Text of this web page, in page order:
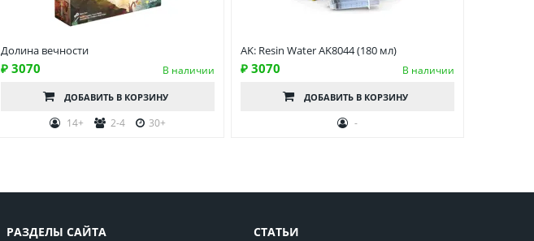
Долина вечности
₽ 3070 В наличии
ДОБАВИТЬ В КОРЗИНУ
14+ 2-4 30+
AK: Resin Water AK8044 (180 мл)
₽ 3070 В наличии
ДОБАВИТЬ В КОРЗИНУ
-
РАЗДЕЛЫ САЙТА СТАТЬИ